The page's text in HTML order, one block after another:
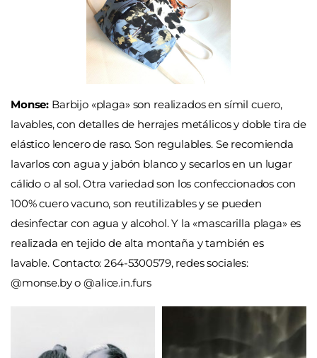
Monse: Barbijo «plaga» son realizados en símil cuero,
lavables, con detalles de herrajes metálicos y doble tira de
elástico lencero de raso. Son regulables. Se recomienda
lavarlos con agua y jabón blanco y secarlos en un lugar
cálido o al sol. Otra variedad son los confeccionados con
100% cuero vacuno, son reutilizables y se pueden
desinfectar con agua y alcohol. Y la «mascarilla plaga» es
realizada en tejido de alta montaña y también es
lavable. Contacto: 264-5300579, redes sociales:
@monse.by o @alice.in.furs